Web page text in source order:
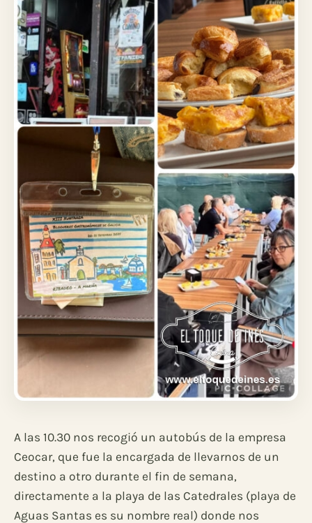
A las 10.30 nos recogió un autobús de la empresa
Ceocar, que fue la encargada de llevarnos de un
destino a otro durante el fin de semana,
directamente a la playa de las Catedrales (playa de
Aguas Santas es su nombre real) donde nos